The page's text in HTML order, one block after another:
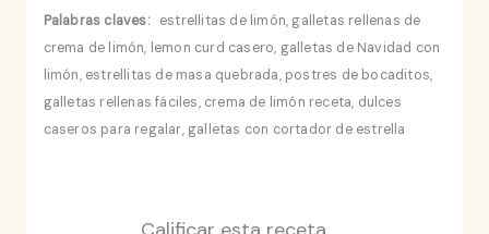
Palabras claves: estrellitas de limón, galletas rellenas de
crema de limón, lemon curd casero, galletas de Navidad con
limón, estrellitas de masa quebrada, postres de bocaditos,
galletas rellenas fáciles, crema de limón receta, dulces
caseros para regalar, galletas con cortador de estrella